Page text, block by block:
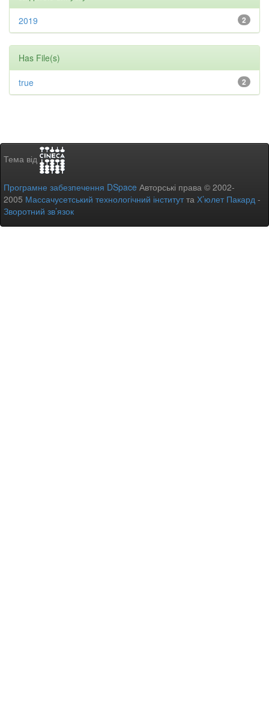
2
2019
Has File(s)
2
true
Тема від
Програмне забезпечення DSpace Авторські права © 2002-
2005 Массачусетський технологічний інститутта Х’юлет Пакард -
Зворотний зв’язок